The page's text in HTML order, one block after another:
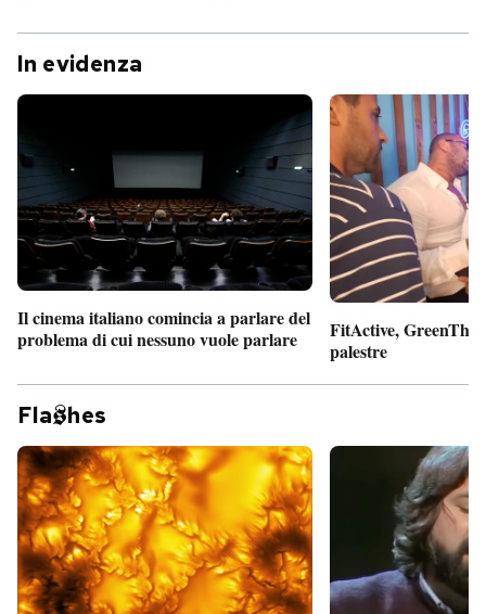
In evidenza
Il cinema italiano comincia a parlare del
problema di cui nessuno vuole parlare
FitActive,
palestre
Fla hes